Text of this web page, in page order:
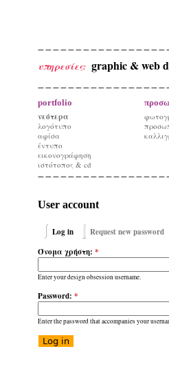
υπηρεσίες: graphic & web
portfolio
νεότερα
λογότυπο
αφίσα
έντυπο
εικονογράφηση
ιστότοπος & cd
User account
Log in
Request new password
Όνομα χρήστη: *
Enter your design obsession username.
Password: *
Enter the password that accompanies your